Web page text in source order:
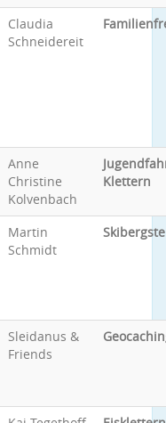
Claudia
Schneidereit
Anne
Christine
Kolvenbach
Klettern
Martin
Schmidt
Sleidanus &
Friends